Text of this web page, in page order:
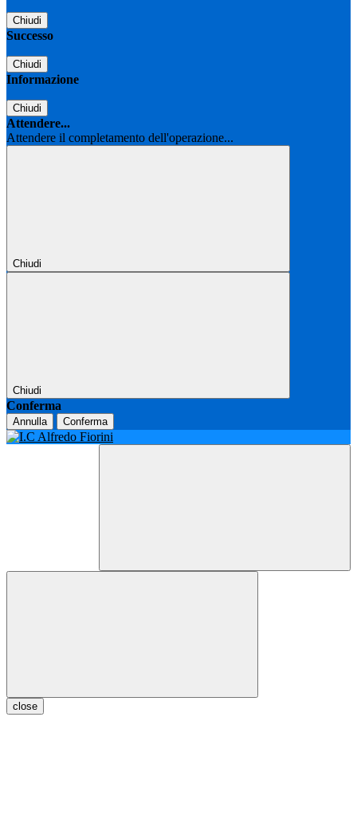
Chiudi
Successo
Chiudi
Informazione
Chiudi
Attendere...
Attendere il completamento dell'operazione...
Chiudi
Chiudi
Conferma
Annulla Conferma
close